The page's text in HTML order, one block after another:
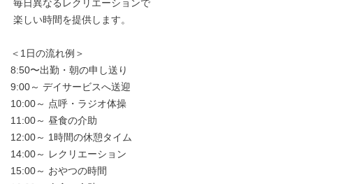
＜1日の流れ例＞
8:50〜出勤・朝の申し送り
9:00～ デイサービスへ送迎
10:00～ 点呼・ラジオ体操
11:00～ 昼食の介助
12:00～ 1時間の休憩タイム
14:00～ レクリエーション
15:00～ おやつの時間